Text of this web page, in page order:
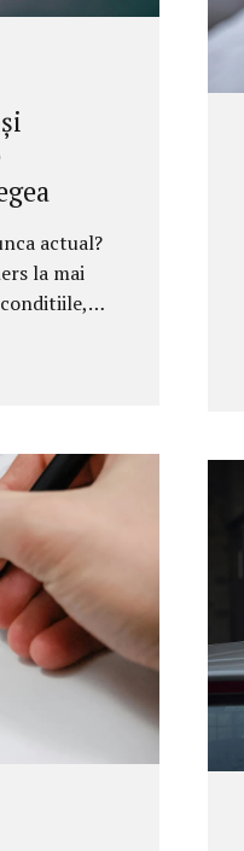
actual?
la mai
viitoare
aici
si
Ce
inceput